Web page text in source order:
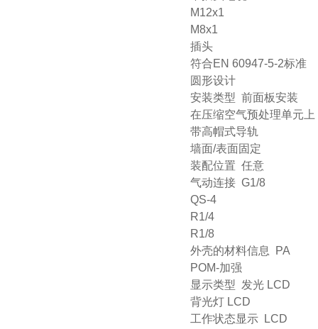
M12x1
M8x1
插头
符合EN 60947-5-2标准
圆形设计
安装类型 前面板安装
在压缩空气预处理单元上
带高帽式导轨
墙面/表面固定
装配位置 任意
气动连接 G1/8
QS-4
R1/4
R1/8
外壳的材料信息 PA
POM-加强
显示类型 发光 LCD
背光灯 LCD
工作状态显示 LCD